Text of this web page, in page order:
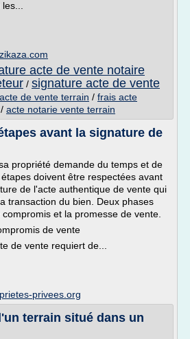
acte de vente notaire
/ signature acte de vente
de vente terrain / frais acte
/ acte notarie vente terrain
avant la signature de
propriété demande du temps et de
doivent être respectées avant
de l'acte authentique de vente qui
transaction du bien. Deux phases
et la promesse de vente.
de vente
de vente requiert de...
privees.org
terrain situé dans un